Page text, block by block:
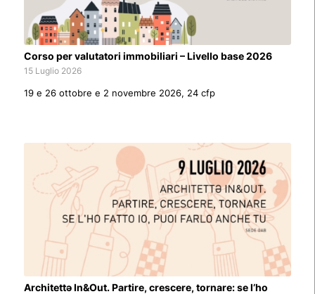
Corso per valutatori immobiliari – Livello base 2026
15 Luglio 2026
19 e 26 ottobre e 2 novembre 2026, 24 cfp
Architettə In&Out. Partire, crescere, tornare: se l’ho